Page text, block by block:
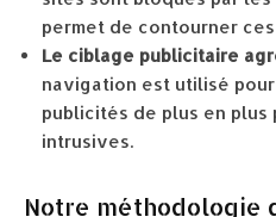
permet de contourner
Le ciblage publicitaire
navigation est utilisé
publicités de plus en plus
intrusives.
Notre méthodologie